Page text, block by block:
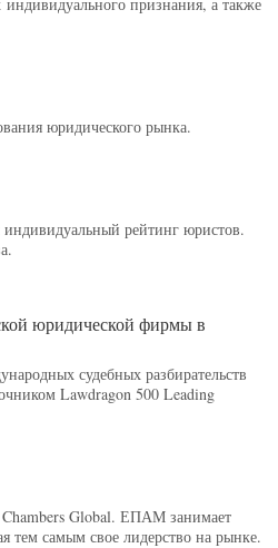
юридического рынка.
рейтинг юристов.
юридической фирмы в
судебных разбирательств
Lawdragon 500 Leading
Chambers Global. ЕПАМ занимает
тем самым свое лидерство на рынке.